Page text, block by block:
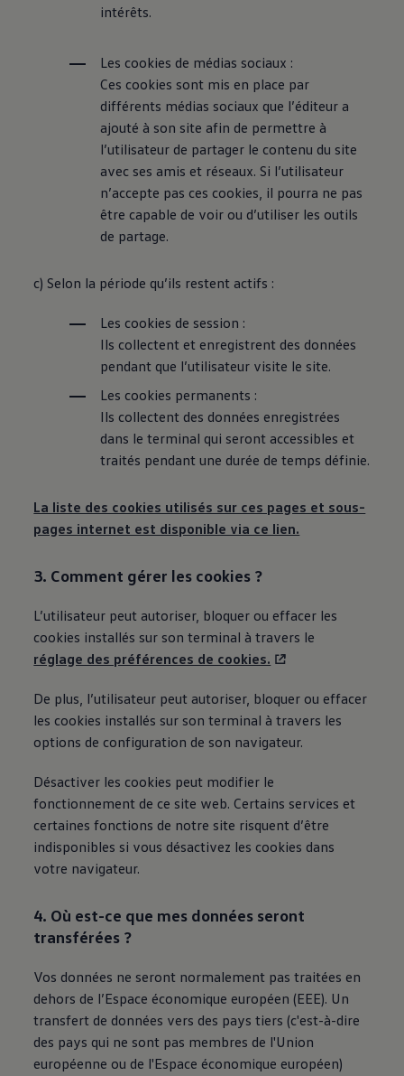
intérêts.
Les cookies de médias sociaux :
Ces cookies sont mis en place par
différents médias sociaux que l’éditeur a
ajouté à son site afin de permettre à
l’utilisateur de partager le contenu du site
avec ses amis et réseaux. Si l’utilisateur
n’accepte pas ces cookies, il pourra ne pas
être capable de voir ou d’utiliser les outils
de partage.
c) Selon la période qu’ils restent actifs :
Les cookies de session :
Ils collectent et enregistrent des données
pendant que l’utilisateur visite le site.
Les cookies permanents :
Ils collectent des données enregistrées
dans le terminal qui seront accessibles et
traités pendant une durée de temps définie.
La liste des cookies utilisés sur ces pages et sous-
pages internet est disponible via ce lien.
3. Comment gérer les cookies ?
L’utilisateur peut autoriser, bloquer ou effacer les
cookies installés sur son terminal à travers le
réglage des préférences de cookies.
De plus, l’utilisateur peut autoriser, bloquer ou effacer
les cookies installés sur son terminal à travers les
options de configuration de son navigateur.
Désactiver les cookies peut modifier le
fonctionnement de ce site web. Certains services et
certaines fonctions de notre site risquent d’être
indisponibles si vous désactivez les cookies dans
votre navigateur.
4. Où est-ce que mes données seront
transférées ?
Vos données ne seront normalement pas traitées en
dehors de l’Espace économique européen (EEE). Un
transfert de données vers des pays tiers (c'est-à-dire
des pays qui ne sont pas membres de l'Union
européenne ou de l'Espace économique européen)